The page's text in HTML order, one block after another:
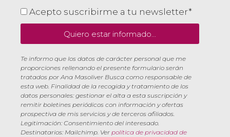
Acepto suscribirme a tu newsletter*
Quiero estar informado...
Te informo que los datos de carácter personal que me
proporciones rellenando el presente formulario serán
tratados por Ana Masoliver Busca como responsable de
esta web. Finalidad de la recogida y tratamiento de los
datos personales: gestionar el alta a esta suscripción y
remitir boletines periódicos con información y ofertas
prospectiva de mis servicios y de terceros afiliados.
Legitimación: Consentimiento del interesado.
Destinatarios: Mailchimp. Ver política de privacidad de